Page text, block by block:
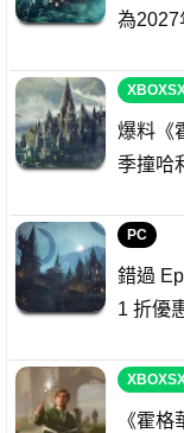
為2027
爆料《
季撞哈
PC
錯過
1 折優
《霍